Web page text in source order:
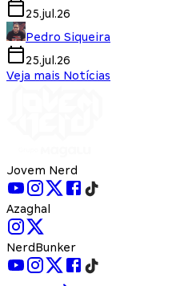
25.jul.26
Pedro Siqueira
25.jul.26
Veja mais Notícias
Jovem Nerd
Azaghal
NerdBunker